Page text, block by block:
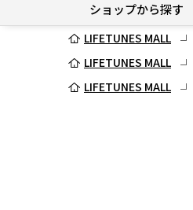
ショップから探す
LIFETUNES MALL
LIFETUNES MALL
LIFETUNES MALL